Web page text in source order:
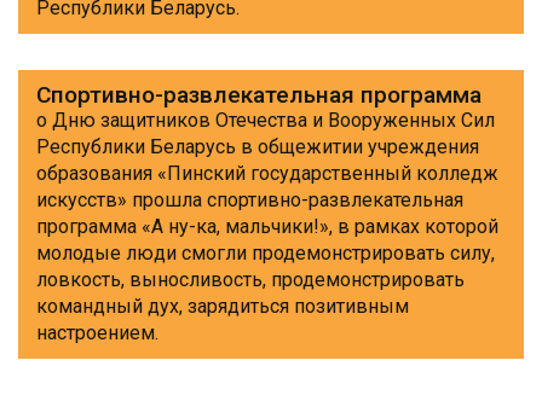
Республики Беларусь.
Спортивно-развлекательная программа
о Дню защитников Отечества и Вооруженных Сил
Республики Беларусь в общежитии учреждения
образования «Пинский государственный колледж
искусств» прошла спортивно-развлекательная
программа «А ну-ка, мальчики!», в рамках которой
молодые люди смогли продемонстрировать силу,
ловкость, выносливость, продемонстрировать
командный дух, зарядиться позитивным
настроением.